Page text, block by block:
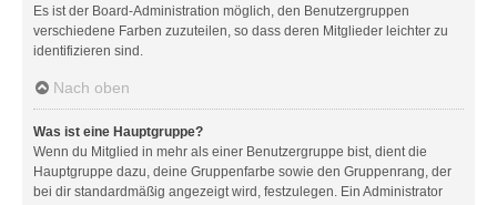
Es ist der Board-Administration möglich, den Benutzergruppen
verschiedene Farben zuzuteilen, so dass deren Mitglieder leichter zu
identifizieren sind.
Nach oben
Was ist eine Hauptgruppe?
Wenn du Mitglied in mehr als einer Benutzergruppe bist, dient die
Hauptgruppe dazu, deine Gruppenfarbe sowie den Gruppenrang, der
bei dir standardmäßig angezeigt wird, festzulegen. Ein Administrator